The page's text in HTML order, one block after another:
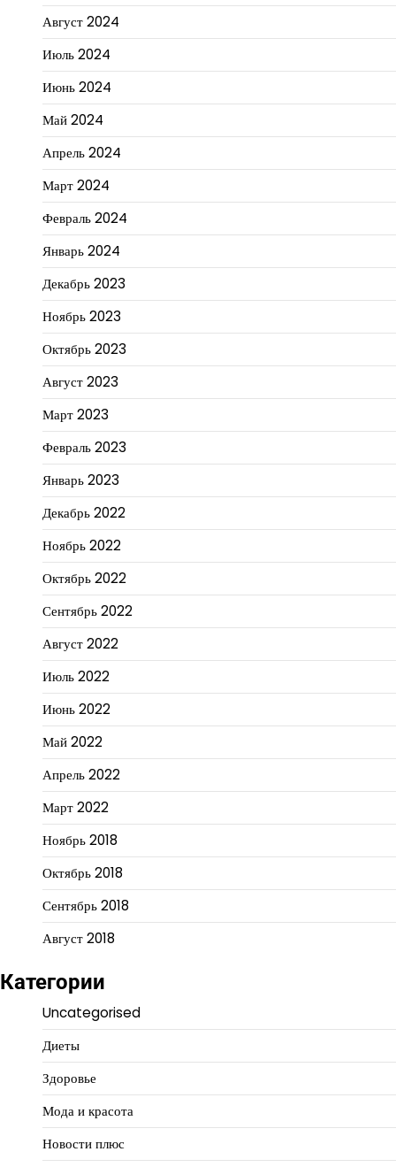
Август 2024
Июль 2024
Июнь 2024
Май 2024
Апрель 2024
Март 2024
Февраль 2024
Январь 2024
Декабрь 2023
Ноябрь 2023
Октябрь 2023
Август 2023
Март 2023
Февраль 2023
Январь 2023
Декабрь 2022
Ноябрь 2022
Октябрь 2022
Сентябрь 2022
Август 2022
Июль 2022
Июнь 2022
Май 2022
Апрель 2022
Март 2022
Ноябрь 2018
Октябрь 2018
Сентябрь 2018
Август 2018
Категории
Uncategorised
Диеты
Здоровье
Мода и красота
Новости плюс